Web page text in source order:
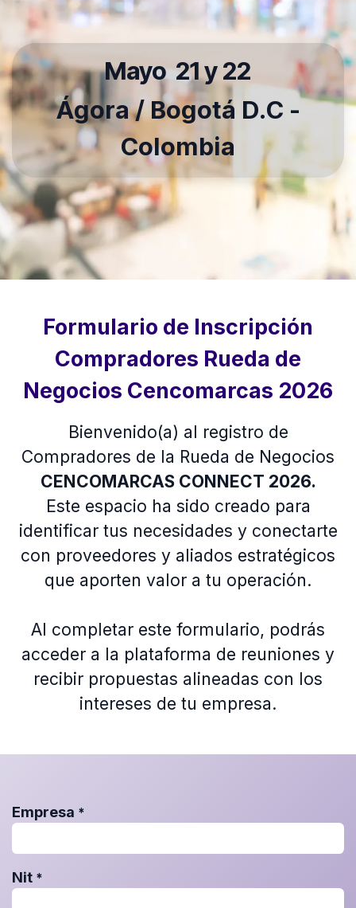
Mayo 21 y 22
Ágora / Bogotá D.C -
Colombia
Formulario de Inscripción
Compradores Rueda de
Negocios Cencomarcas 2026
Bienvenido(a) al registro de
Compradores de la Rueda de Negocios
CENCOMARCAS CONNECT 2026.
Este espacio ha sido creado para
identificar tus necesidades y conectarte
con proveedores y aliados estratégicos
que aporten valor a tu operación.
Al completar este formulario, podrás
acceder a la plataforma de reuniones y
recibir propuestas alineadas con los
intereses de tu empresa.
Empresa *
Nit *